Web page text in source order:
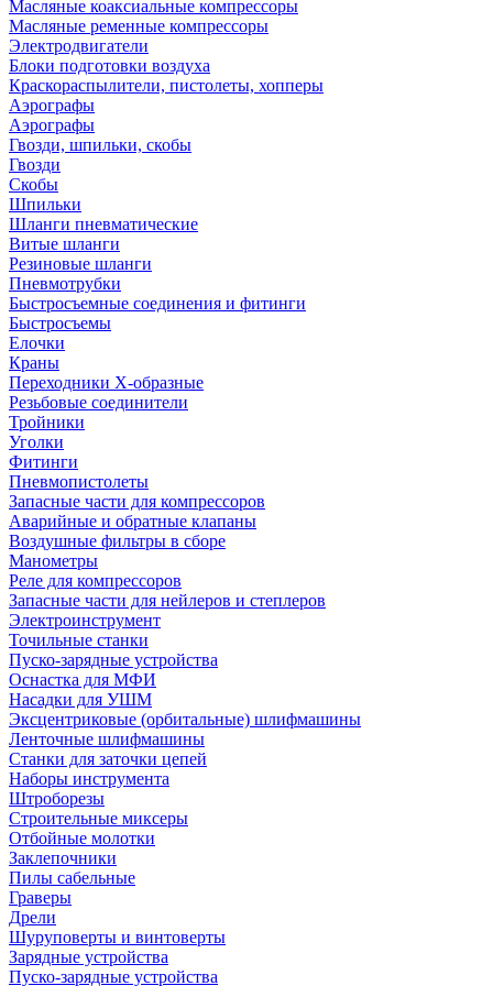
Масляные коаксиальные компрессоры
Масляные ременные компрессоры
Электродвигатели
Блоки подготовки воздуха
Краскораспылители, пистолеты, хопперы
Аэрографы
Аэрографы
Гвозди, шпильки, скобы
Гвозди
Скобы
Шпильки
Шланги пневматические
Витые шланги
Резиновые шланги
Пневмотрубки
Быстросъемные соединения и фитинги
Быстросъемы
Елочки
Краны
Переходники Х-образные
Резьбовые соединители
Тройники
Уголки
Фитинги
Пневмопистолеты
Запасные части для компрессоров
Аварийные и обратные клапаны
Воздушные фильтры в сборе
Манометры
Реле для компрессоров
Запасные части для нейлеров и степлеров
Электроинструмент
Точильные станки
Пуско-зарядные устройства
Оснастка для МФИ
Насадки для УШМ
Эксцентриковые (орбитальные) шлифмашины
Ленточные шлифмашины
Станки для заточки цепей
Наборы инструмента
Штроборезы
Строительные миксеры
Отбойные молотки
Заклепочники
Пилы сабельные
Граверы
Дрели
Шуруповерты и винтоверты
Зарядные устройства
Пуско-зарядные устройства